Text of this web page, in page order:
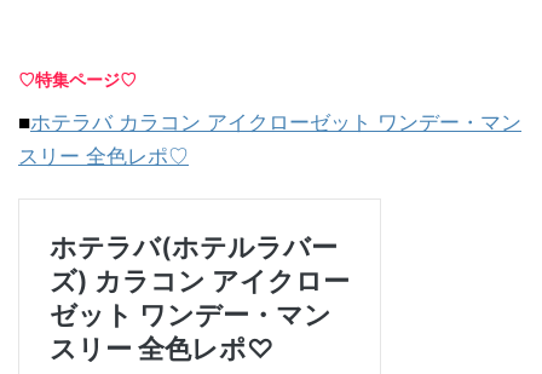
♡特集ページ♡
■ホテラバ カラコン アイクローゼット ワンデー・マン
スリー 全色レポ♡